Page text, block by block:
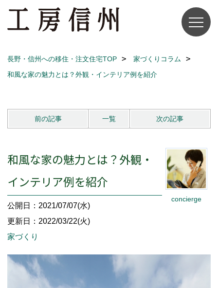
長野・信州への移住・注文住宅TOP
家づくりコラム
和風な家の魅力とは？外観・インテリア例を紹介
前の記事 一覧 次の記事
concierge
和風な家の魅力とは？外観・
インテリア例を紹介
公開日：2021/07/07(水)
更新日：2022/03/22(火)
家づくり